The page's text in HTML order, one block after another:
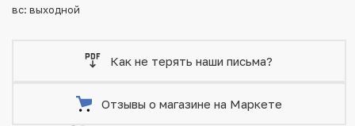
вс: выходной
Как не терять наши письма?
Отзывы о магазине на Маркете